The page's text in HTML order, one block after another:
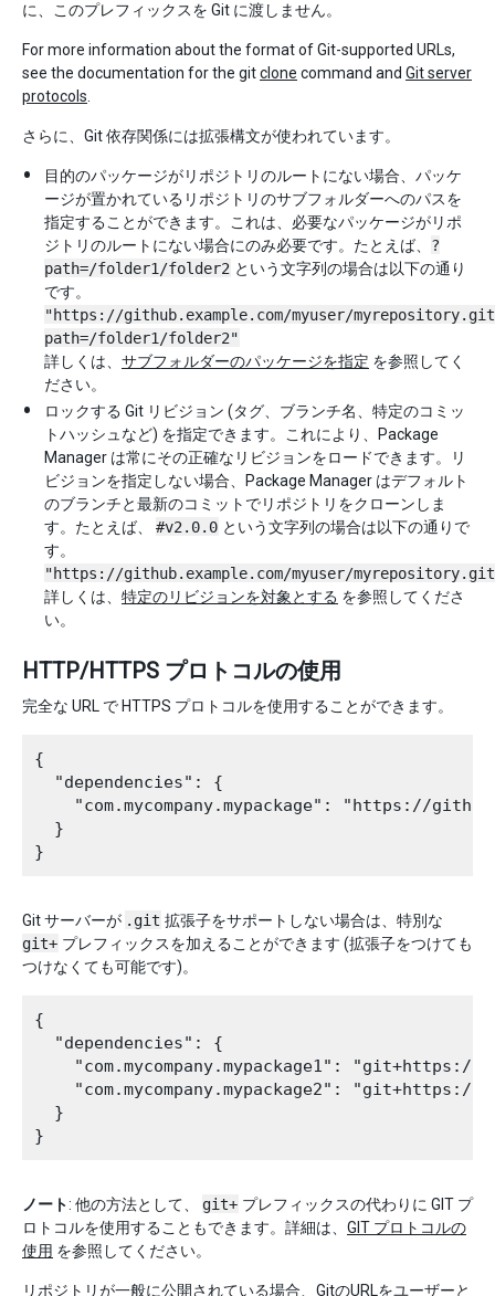
に、このプレフィックスを Git に渡しません。
For more information about the format of Git-supported URLs,
see the documentation for the gitclone command and Git server
protocols
さらに、Git 依存関係には拡張構文が使われています。
目的のパッケージがリポジトリのルートにない場合、パッケ
ージが置かれているリポジトリのサブフォルダーへのパスを
指定することができます。これは、必要なパッケージがリポ
ジトリのルートにない場合にのみ必要です。たとえば、 ?
path=/folder1/folder2 という文字列の場合は以下の通り
です。
"https://github.example.com/myuser/
path=/folder1/folder2"
詳しくは、 サブフォルダーのパッケージを指定 を参照してく
ださい。
ロックする Git リビジョン (タグ、ブランチ名、特定のコミッ
トハッシュなど) を指定できます。これにより、Package
Manager は常にその正確なリビジョンをロードできます。リ
ビジョンを指定しない場合、Package Manager はデフォルト
のブランチと最新のコミットでリポジトリをクローンしま
す。たとえば、 #v2.0.0 という文字列の場合は以下の通りで
す。
"https://github.example.com/myuser/
詳しくは、 特定のリビジョンを対象とする を参照してくださ
い。
HTTP/HTTPS プロトコルの使用
完全な URL で HTTPS プロトコルを使用することができます。
{
  "dependencies": {
"com.mycompany.mypackage": "https://
  }
Git サーバーが .git 拡張子をサポートしない場合は、特別な
git+ プレフィックスを加えることができます (拡張子をつけても
つけなくても可能です)。
{
  "dependencies": {
"com.mycompany.mypackage1":
"com.mycompany.mypackage2": "git+https://
  }
ノート: 他の方法として、 git+ プレフィックスの代わりに GIT プ
ロトコルを使用することもできます。詳細は、 GIT プロトコルの
使用 を参照してください。
リポジトリが一般に公開されている場合、GitのURLをユーザーと